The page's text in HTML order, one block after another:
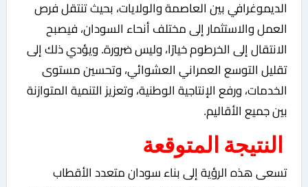
الديموغرافي بين العاصمة والولايات، بحيث تنتقل فرص
العمل والاستثمار إلى مختلف أنحاء السودان، فيصبح
الانتقال إلى الخرطوم خيارًا، وليس ضرورة. ويؤدي ذلك إلى
تقليل التوسع العمراني العشوائي، وتحسين مستوى
الخدمات، ورفع الإنتاجية الوطنية، وتعزيز التنمية المتوازنة
بين جميع الأقاليم.
النتيجة المتوقعة
تسعى هذه الرؤية إلى بناء سودان متعدد الأقطاب